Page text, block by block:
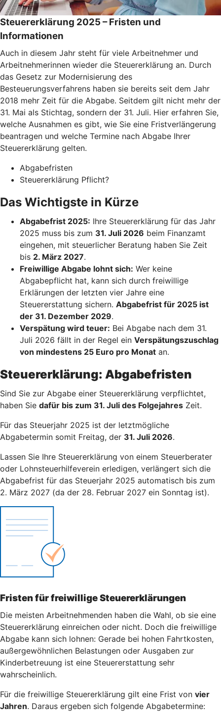
Steuererklärung 2025 – Fristen und
Informationen
Auch in diesem Jahr steht für viele Arbeitnehmer und
Arbeitnehmerinnen wieder die Steuererklärung an. Durch
das Gesetz zur Modernisierung des
Besteuerungsverfahrens haben sie bereits seit dem Jahr
2018 mehr Zeit für die Abgabe. Seitdem gilt nicht mehr der
31. Mai als Stichtag, sondern der 31. Juli. Hier erfahren Sie,
welche Ausnahmen es gibt, wie Sie eine Fristverlängerung
beantragen und welche Termine nach Abgabe Ihrer
Steuererklärung gelten.
Abgabefristen
Steuererklärung Pflicht?
Das Wichtigste in Kürze
Abgabefrist 2025: Ihre Steuererklärung für das Jahr
2025 muss bis zum 31. Juli 2026 beim Finanzamt
eingehen, mit steuerlicher Beratung haben Sie Zeit
bis 2. März 2027.
Freiwillige Abgabe lohnt sich: Wer keine
Abgabepflicht hat, kann sich durch freiwillige
Erklärungen der letzten vier Jahre eine
Steuererstattung sichern. Abgabefrist für 2025 ist
der 31. Dezember 2029.
Verspätung wird teuer: Bei Abgabe nach dem 31.
Juli 2026 fällt in der Regel ein Verspätungszuschlag
von mindestens 25 Euro pro Monat an.
Steuererklärung: Abgabefristen
Sind Sie zur Abgabe einer Steuererklärung verpflichtet,
haben Sie dafür bis zum 31. Juli des Folgejahres Zeit.
Für das Steuerjahr 2025 ist der letztmögliche
Abgabetermin somit Freitag, der 31. Juli 2026.
Lassen Sie Ihre Steuererklärung von einem Steuerberater
oder Lohnsteuerhilfeverein erledigen, verlängert sich die
Abgabefrist für das Steuerjahr 2025 automatisch bis zum
2. März 2027 (da der 28. Februar 2027 ein Sonntag ist).
Fristen für freiwillige Steuererklärungen
Die meisten Arbeitnehmenden haben die Wahl, ob sie eine
Steuererklärung einreichen oder nicht. Doch die freiwillige
Abgabe kann sich lohnen: Gerade bei hohen Fahrtkosten,
außergewöhnlichen Belastungen oder Ausgaben zur
Kinderbetreuung ist eine Steuererstattung sehr
wahrscheinlich.
Für die freiwillige Steuererklärung gilt eine Frist von vier
Jahren. Daraus ergeben sich folgende Abgabetermine: